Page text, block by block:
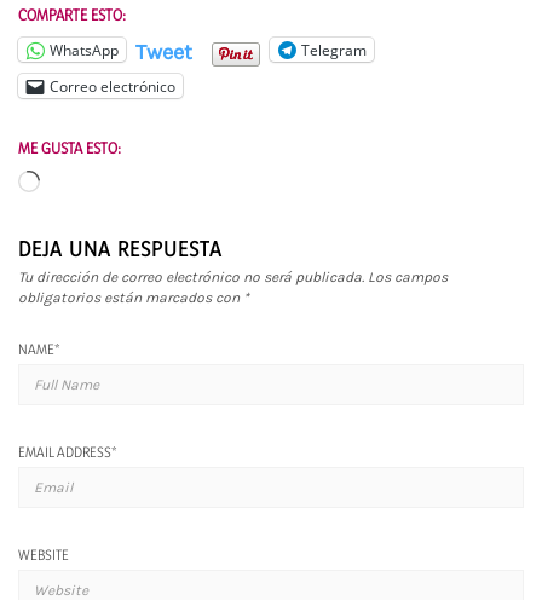
COMPARTE ESTO:
WhatsApp Tweet
Telegram
Correo electrónico
ME GUSTA ESTO:
Cargando...
DEJA UNA RESPUESTA
Tu dirección de correo electrónico no será publicada. Los campos
obligatorios están marcados con *
NAME*
EMAIL ADDRESS*
WEBSITE